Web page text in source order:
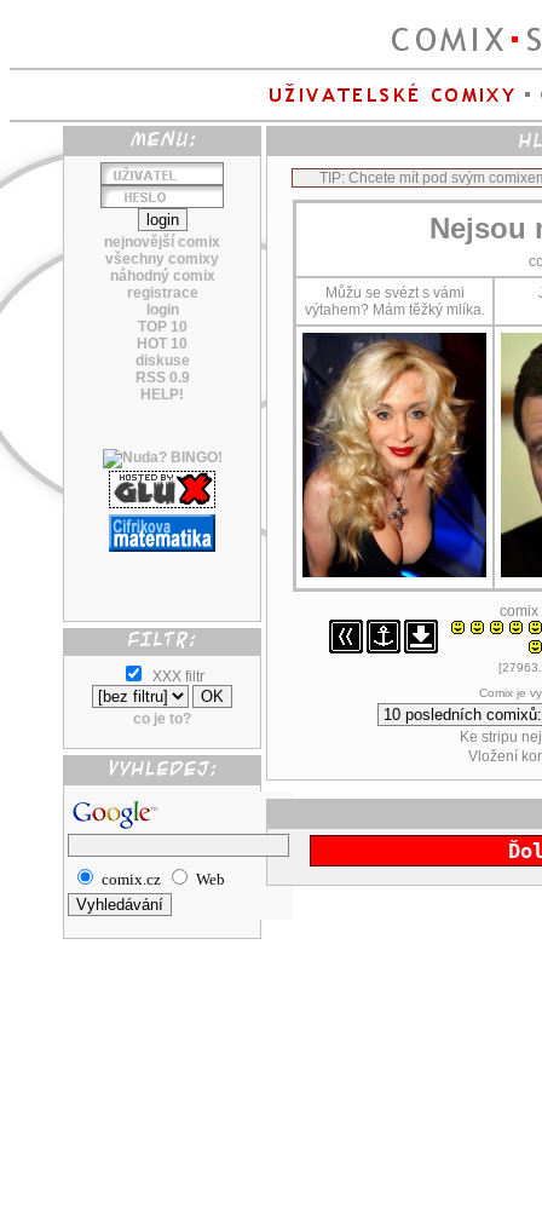
nejnovější comix
všechny comixy
náhodný comix
registrace
login
TOP 10
HOT 10
diskuse
RSS 0.9
HELP!
XXX filtr
co je to?
comix.cz Web
TIP: Chcete mít pod svým
Nejsou
Můžu se svézt s vámi
výtahem? Mám těžký mlíka.
Comix je
Ke stripu
Vložení